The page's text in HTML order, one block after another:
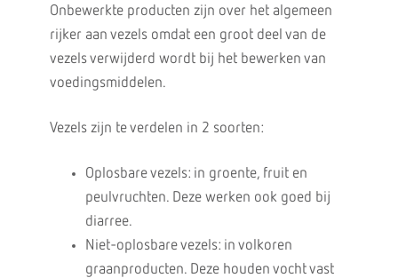
Onbewerkte producten zijn over het algemeen
rijker aan vezels omdat een groot deel van de
vezels verwijderd wordt bij het bewerken van
voedingsmiddelen.
Vezels zijn te verdelen in 2 soorten:
Oplosbare vezels: in groente, fruit en
peulvruchten. Deze werken ook goed bij
diarree.
Niet-oplosbare vezels: in volkoren
graanproducten. Deze houden vocht vast